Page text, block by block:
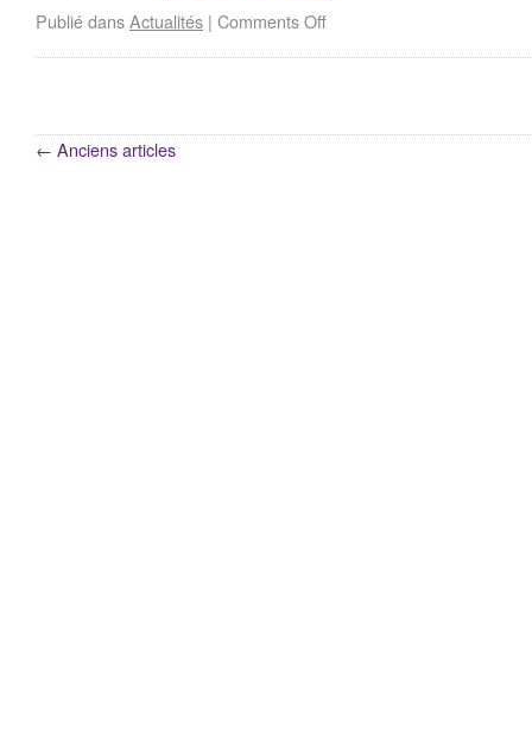
Publié dansActualités | Comments Off
← Anciens articles